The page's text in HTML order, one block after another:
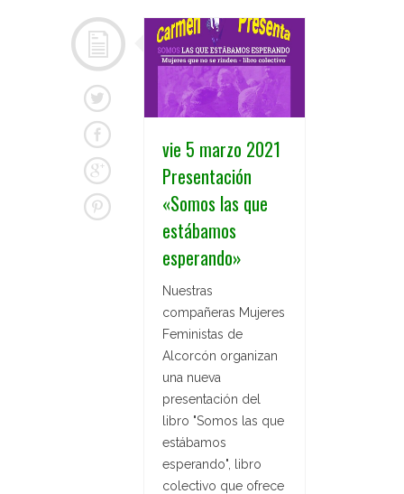
vie 5 marzo 2021
Presentación
«Somos las que
estábamos
esperando»
Nuestras
compañeras Mujeres
Feministas de
Alcorcón organizan
una nueva
presentación del
libro "Somos las que
estábamos
esperando", libro
colectivo que ofrece